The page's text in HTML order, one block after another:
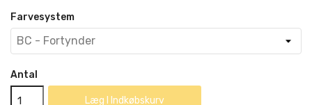
Farvesystem
Antal
Læg I Indkøbskurv